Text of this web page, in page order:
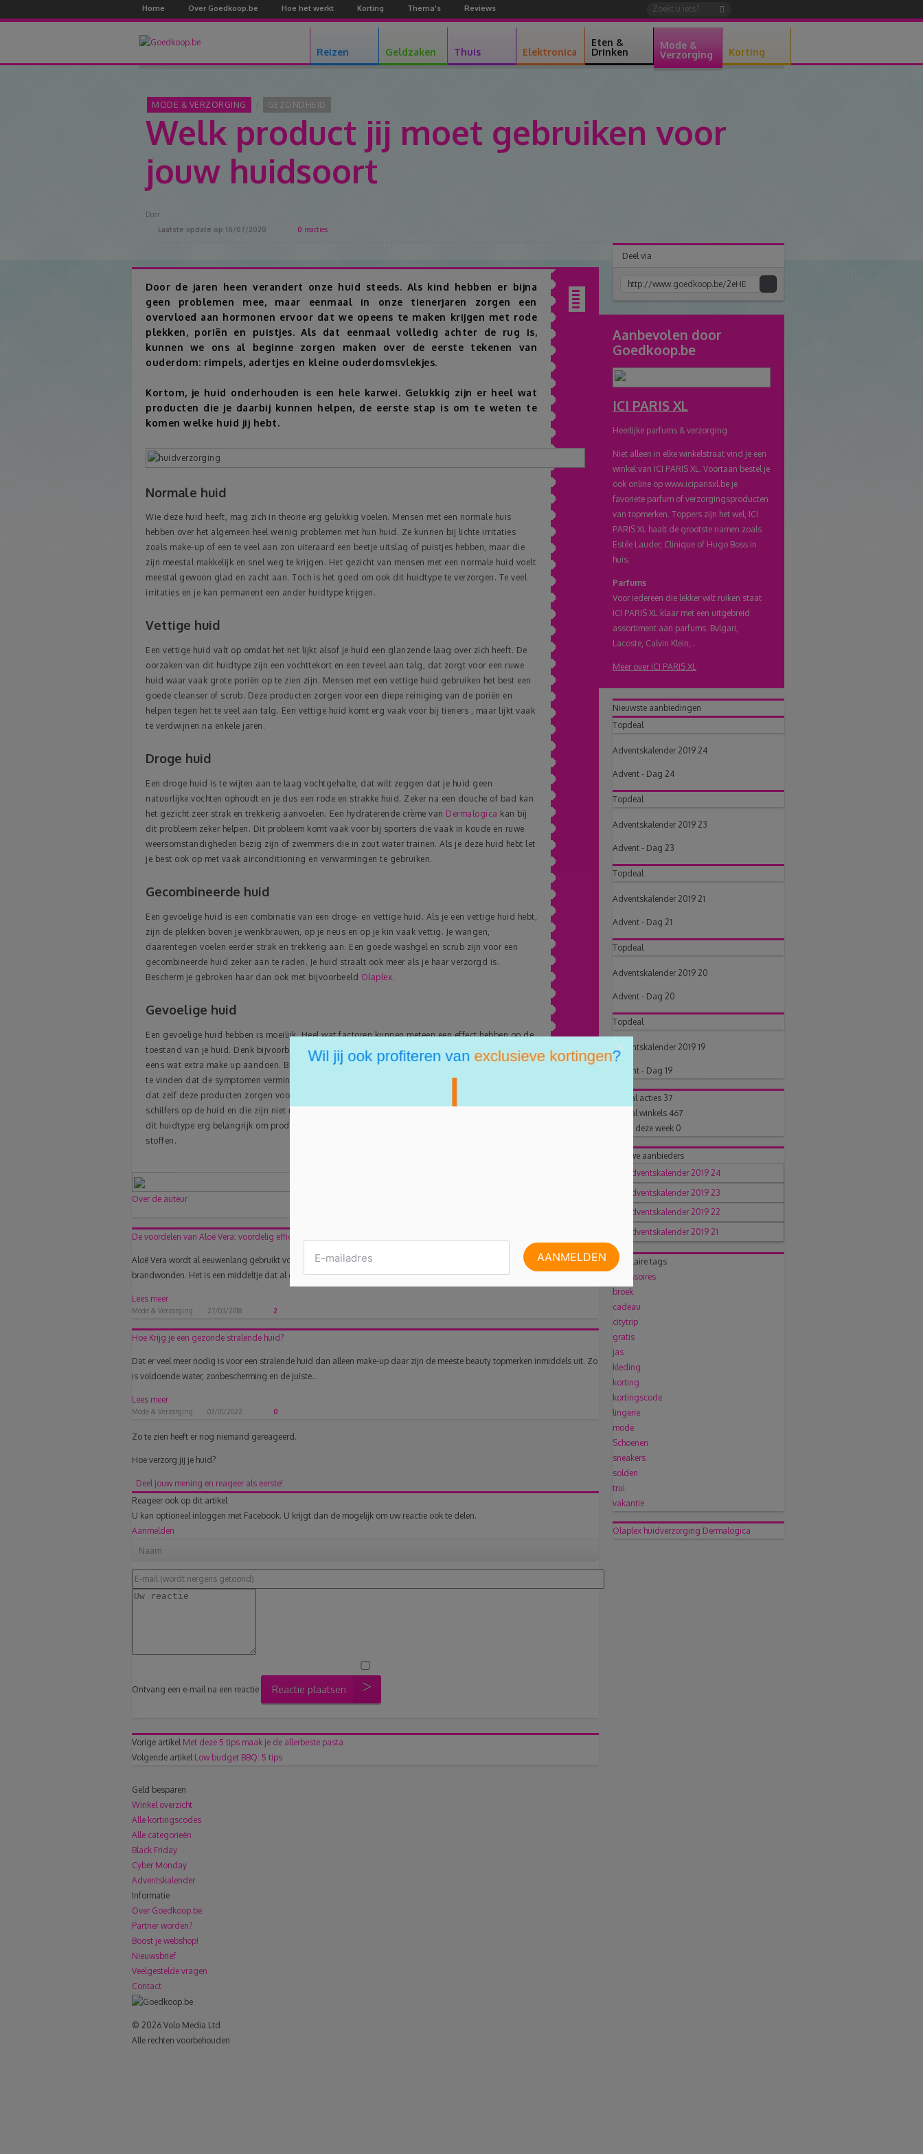
Home Over Goedkoop.be Hoe het werkt Korting Thema's Reviews
Reizen Geldzaken Thuis Elektronica
Eten &
Drinken
Mode &
Verzorging
Korting
MODE & VERZORGING GEZONDHEID
Welk product jij moet gebruiken voor
jouw huidsoort
Door
Laatste update op 16/07/2020 0 reacties
Inhoudsopgave
Door de jaren heen verandert onze huid steeds. Als kind hebben er bijna
geen problemen mee, maar eenmaal in onze tienerjaren zorgen een
overvloed aan hormonen ervoor dat we opeens te maken krijgen met rode
plekken, poriën en puistjes. Als dat eenmaal volledig achter de rug is,
kunnen we ons al beginne zorgen maken over de eerste tekenen van
ouderdom: rimpels, adertjes en kleine ouderdomsvlekjes.
Kortom, je huid onderhouden is een hele karwei. Gelukkig zijn er heel wat
producten die je daarbij kunnen helpen, de eerste stap is om te weten te
komen welke huid jij hebt.
Normale huid
Wie deze huid heeft, mag zich in theorie erg gelukkig voelen. Mensen met een normale huis
hebben over het algemeen heel weinig problemen met hun huid. Ze kunnen bij lichte irritaties
zoals make-up of een te veel aan zon uiteraard een beetje uitslag of puistjes hebben, maar die
zijn meestal makkelijk en snel weg te krijgen. Het gezicht van mensen met een normale huid voelt
meestal gewoon glad en zacht aan. Toch is het goed om ook dit huidtype te verzorgen. Te veel
irritaties en je kan permanent een ander huidtype krijgen.
Vettige huid
Een vettige huid valt op omdat het net lijkt alsof je huid een glanzende laag over zich heeft. De
oorzaken van dit huidtype zijn een vochttekort en een teveel aan talg, dat zorgt voor een ruwe
huid waar vaak grote poriën op te zien zijn. Mensen met een vettige huid gebruiken het best een
goede cleanser of scrub. Deze producten zorgen voor een diepe reiniging van de poriën en
helpen tegen het te veel aan talg. Een vettige huid komt erg vaak voor bij tieners , maar lijkt vaak
te verdwijnen na enkele jaren.
Droge huid
Een droge huid is te wijten aan te laag vochtgehalte, dat wilt zeggen dat je huid geen
natuurlijke vochten ophoudt en je dus een rode en strakke huid. Zeker na een douche of bad kan
het gezicht zeer strak en trekkerig aanvoelen. Een hydraterende crème van Dermalogica kan bij
dit probleem zeker helpen. Dit probleem komt vaak voor bij sporters die vaak in koude en ruwe
weersomstandigheden bezig zijn of zwemmers die in zout water trainen. Als je deze huid hebt let
je best ook op met vaak airconditioning en verwarmingen te gebruiken.
Gecombineerde huid
Een gevoelige huid is een combinatie van een droge- en vettige huid. Als je een vettige huid hebt,
zijn de plekken boven je wenkbrauwen, op je neus en op je kin vaak vettig. Je wangen,
daarentegen voelen eerder strak en trekkerig aan. Een goede washgel en scrub zijn voor een
gecombineerde huid zeker aan te raden. Je huid straalt ook meer als je haar verzorgd is.
Bescherm je gebroken haar dan ook met bijvoorbeeld Olaplex.
Gevoelige huid
Een gevoelige huid hebben is moeilijk. Heel wat factoren kunnen meteen een effect hebben op de
toestand van je huid. Denk bijvoorbeeld aan een zonnige dag op het strand, examenstress of
eens wat extra make up aandoen. Bij dit huidtype is het ook niet evident om een geschikt product
te vinden dat de symptomen vermindert, want sommige mensen hebben zodanig gevoelige huid
dat zelf deze producten zorgen voor een irritatie. Een veel voorkomend symptoom zijn ook
schilfers op de huid en die zijn niet makkelijk te verbergen met make up. Het is voor mensen met
dit huidtype erg belangrijk om producten te vinden met zo weinig mogelijk zuren en chemische
stoffen.
Over de auteur
De voordelen van Aloë Vera: voordelig efficiënt!
Aloë Vera wordt al eeuwenlang gebruikt voor allerlei doeleinden. Zo werkt het uitstekend als verzachtend middel op
brandwonden. Het is een middeltje dat al generaties lang in...
Lees meer
Mode & Verzorging 27/03/2018 2
Hoe Krijg je een gezonde stralende huid?
Dat er veel meer nodig is voor een stralende huid dan alleen make-up daar zijn de meeste beauty topmerken inmiddels uit. Zo
is voldoende water, zonbescherming en de juiste...
Lees meer
Mode & Verzorging 07/01/2022 0
Zo te zien heeft er nog niemand gereageerd.
Hoe verzorg jij je huid?
Deel jouw mening en reageer als eerste!
Reageer ook op dit artikel
U kan optioneel inloggen met Facebook. U krijgt dan de mogelijk om uw reactie ook te delen.
Aanmelden
Ontvang een e-mail na een reactie Reactie plaatsen
Vorige artikel Met deze 5 tips maak je de allerbeste pasta
Volgende artikel Low budget BBQ: 5 tips
Deel via
Aanbevolen door
Goedkoop.be
ICI PARIS XL
Heerlijke parfums & verzorging
Niet alleen in elke winkelstraat vind je een
winkel van ICI PARIS XL. Voortaan bestel je
ook online op www.iciparisxl.be je
favoriete parfum of verzorgingsproducten
van topmerken. Toppers zijn het wel, ICI
PARIS XL haalt de grootste namen zoals
Estée Lauder, Clinique of Hugo Boss in
huis.
Parfums
Voor iedereen die lekker wilt ruiken staat
ICI PARIS XL klaar met een uitgebreid
assortiment aan parfums. Bvlgari,
Lacoste, Calvin Klein,...
Meer over ICI PARIS XL
Nieuwste aanbiedingen
Topdeal
Adventskalender 2019 24
Advent - Dag 24
Topdeal
Adventskalender 2019 23
Advent - Dag 23
Topdeal
Adventskalender 2019 21
Advent - Dag 21
Topdeal
Adventskalender 2019 20
Advent - Dag 20
Topdeal
Adventskalender 2019 19
Advent - Dag 19
Aantal acties 37
Aantal winkels 467
Posts deze week 0
Nieuwe aanbieders
Populaire tags
accessoires
broek
cadeau
citytrip
gratis
jas
kleding
korting
kortingscode
lingerie
mode
Schoenen
sneakers
solden
trui
vakantie
Olaplex huidverzorging Dermalogica
Geld besparen
Winkel overzicht
Alle kortingscodes
Alle categorieën
Black Friday
Cyber Monday
Adventskalender
Informatie
Over Goedkoop.be
Partner worden?
Boost je webshop!
Nieuwsbrief
Veelgestelde vragen
Contact
© 2026 Volo Media Ltd
Alle rechten voorbehouden
×